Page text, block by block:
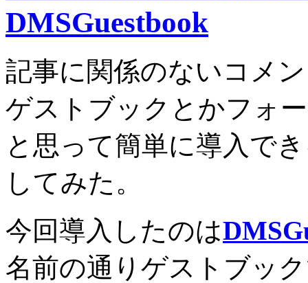
DMSGuestbook
記事に関係のないコメ
ゲストブックとかフォ
と思って簡単に導入で
してみた。
今回導入したのは
名前の通りゲストブッ